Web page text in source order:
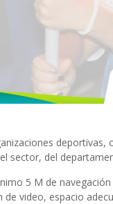
sector, del
5 M de
video, espacio